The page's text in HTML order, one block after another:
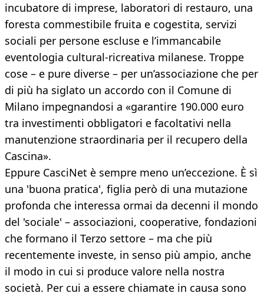
incubatore di imprese, laboratori di restauro, una
foresta commestibile fruita e cogestita, servizi
sociali per persone escluse e l’immancabile
eventologia cultural-ricreativa milanese. Troppe
cose – e pure diverse – per un’associazione che per
di più ha siglato un accordo con il Comune di
Milano impegnandosi a «garantire 190.000 euro
tra investimenti obbligatori e facoltativi nella
manutenzione straordinaria per il recupero della
Cascina».
Eppure CasciNet è sempre meno un’eccezione. È sì
una 'buona pratica', figlia però di una mutazione
profonda che interessa ormai da decenni il mondo
del 'sociale' – associazioni, cooperative, fondazioni
che formano il Terzo settore – ma che più
recentemente investe, in senso più ampio, anche
il modo in cui si produce valore nella nostra
società. Per cui a essere chiamate in causa sono